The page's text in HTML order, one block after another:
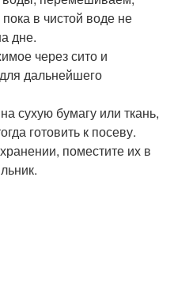
в чистой воде не
дне.
через сито и
дальнейшего
сухую бумагу или ткань,
готовить к посеву.
поместите их в